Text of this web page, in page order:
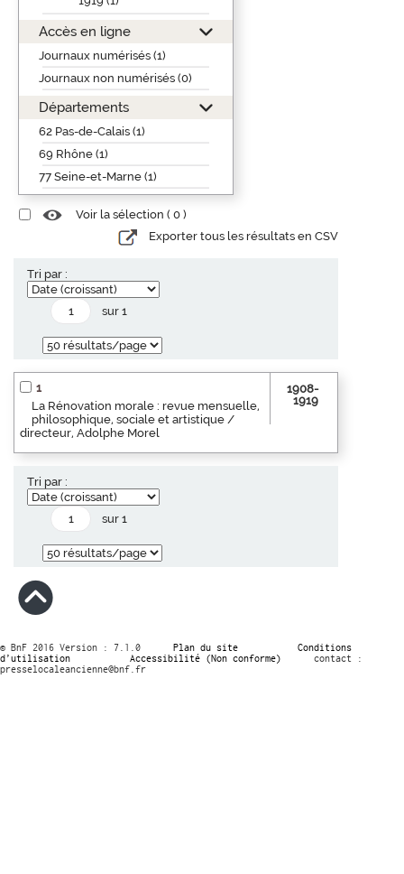
Accès en ligne
Journaux numérisés (1)
Journaux non numérisés (0)
Départements
62 Pas-de-Calais (1)
69 Rhône (1)
77 Seine-et-Marne (1)
Voir la sélection ( 0 )
Exporter tous les résultats en CSV
Tri par :
sur 1
1
La Rénovation morale : revue mensuelle,
philosophique, sociale et artistique /
directeur, Adolphe Morel
1908-
1919
Tri par :
sur 1
© BnF 2016 Version : 7.1.0 Plan du site
Conditions
d’utilisation
Accessibilité (Non conforme)
contact :
presselocaleancienne@bnf.fr